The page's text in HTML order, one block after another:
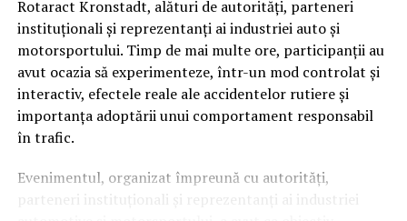
Acest fapt dovedeşte clar modul de lucru preferenţial
privind constituirea şi licitarea partizilor în vederea
exploatării.
Din discuţiile purtate cu numitul Toma Mihail, unul
dintre reprezentanţii legali ai restaurantului care
Oseacă Crinu actual şef al Ocolului Silvic Câmpina, în
urma cu aproximativ doi-trei ani, a pretins şi primit
Cum știu dacă am obezitate? Rolul IMC și al
evaluării medicale
Deși Indicele de Masă Corporală (IMC) este utilizat
frecvent pentru clasificarea
Medicul poate lua în considerare raportul talie–
înălțime, impactul asupra sănătății, calitatea vieții,
Rotaract Kronstadt, alături de autorități, parteneri
instituționali și reprezentanți ai industriei auto și
motorsportului. Timp de mai multe ore, participanții au
avut ocazia să experimenteze, într-un mod controlat și
interactiv, efectele reale ale accidentelor rutiere și
importanța adoptării unui comportament responsabil
în trafic.
Evenimentul, organizat împreună cu autorități,
parteneri instituționali și reprezentanți ai industriei